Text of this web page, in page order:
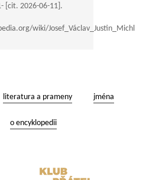
[cit. 2026-06-11].
wiki/Josef_Václav_Justin_Michl
literatura a prameny jména
o encyklopedii